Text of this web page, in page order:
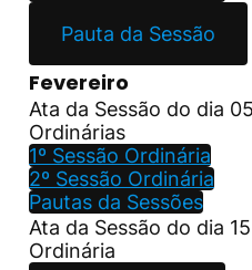
Pauta da Sessão
Fevereiro
Ata da Sessão do dia
Ordinárias
1º Sessão Ordinária
2º Sessão Ordinária
Pautas da Sessões
Ata da Sessão do dia
Ordinária